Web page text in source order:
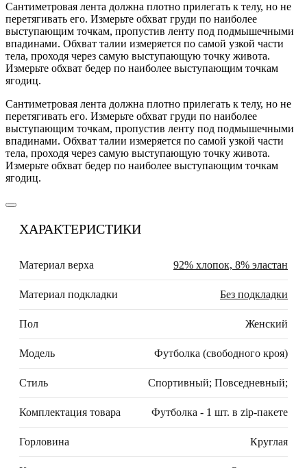
Сантиметровая лента должна плотно прилегать к телу, но не
перетягивать его. Измерьте обхват груди по наиболее
выступающим точкам, пропустив ленту под подмышечными
впадинами. Обхват талии измеряется по самой узкой части
тела, проходя через самую выступающую точку живота.
Измерьте обхват бедер по наиболее выступающим точкам
ягодиц.
Сантиметровая лента должна плотно прилегать к телу, но не
перетягивать его. Измерьте обхват груди по наиболее
выступающим точкам, пропустив ленту под подмышечными
впадинами. Обхват талии измеряется по самой узкой части
тела, проходя через самую выступающую точку живота.
Измерьте обхват бедер по наиболее выступающим точкам
ягодиц.
ХАРАКТЕРИСТИКИ
Материал верха 92% хлопок, 8% эластан
Материал подкладки Без подкладки
Пол Женский
Модель Футболка (свободного кроя)
Стиль Спортивный; Повседневный;
Комплектация товара Футболка - 1 шт. в zip-пакете
Горловина Круглая